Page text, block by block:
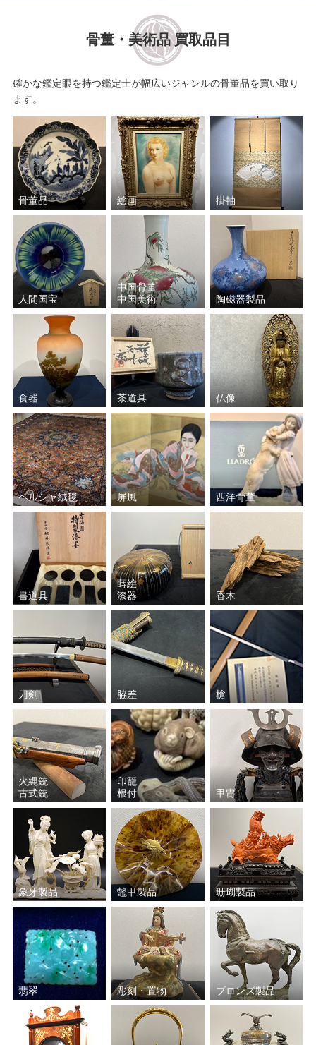
宮之原 謙
草間 彌生
鈴木 爽司 須田 祥豊
真清水 蔵六 川瀬 忍
清水 六兵衛 肥沼 美智雄
松井 康成
池田 満寿夫 原田 拾六
バーナード・リーチ 佐々木 二六
鎌田 幸二 三浦 竹軒
楽 吉左衛門 山田 和
中田 一於 福島 善三
小野 珀子 加藤 土師萌
藤原 啓 須田 剋太
宮川 香斎（真葛 香斎） 中里 重利
波多野 善蔵 山本 陶秀
葉山 有樹 和田 桐山
島田 幸一
岩田 藤七 加藤 唐九郎
清水 卯一 五十嵐 新平
永楽 善五郎 猪飼 祐一
鈴木 五郎 上田 直方
加藤 孝俊 加守田 章二
北大路 魯山人
八木 一夫 鈴木 藏
石黒 宗麿 中島 宏
薩摩ガラス工芸 金重 晃介
骨董・美術品 買取品目
確かな鑑定眼を持つ鑑定士が幅広いジャンルの骨董品を買い取り
ます。
骨董品 絵画 掛軸
人間国宝
中国骨董
中国美術
陶磁器製品
食器 茶道具 仏像
ペルシャ絨毯 屏風 西洋骨董
書道具
蒔絵
漆器
香木
刀剣 脇差 槍
火縄銃
古式銃
印籠
根付
甲冑
象牙製品 鼈甲製品 珊瑚製品
翡翠 彫刻・置物 ブロンズ製品